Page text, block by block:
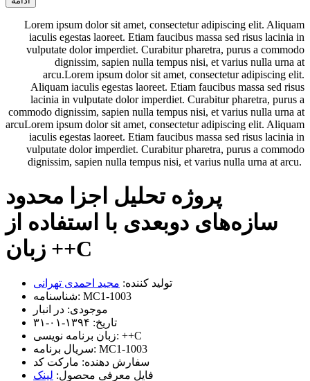
Lorem ipsum dolor sit amet, consectetur adipiscing elit. Aliquam
iaculis egestas laoreet. Etiam faucibus massa sed risus lacinia in
vulputate dolor imperdiet. Curabitur pharetra, purus a commodo
dignissim, sapien nulla tempus nisi, et varius nulla urna at
arcu.Lorem ipsum dolor sit amet, consectetur adipiscing elit.
Aliquam iaculis egestas laoreet. Etiam faucibus massa sed risus
lacinia in vulputate dolor imperdiet. Curabitur pharetra, purus a
commodo dignissim, sapien nulla tempus nisi, et varius nulla urna at
arcuLorem ipsum dolor sit amet, consectetur adipiscing elit. Aliquam
iaculis egestas laoreet. Etiam faucibus massa sed risus lacinia in
vulputate dolor imperdiet. Curabitur pharetra, purus a commodo
dignissim, sapien nulla tempus nisi, et varius nulla urna at arcu.
پروژه تحلیل اجزا محدود
سازه‌های دو‌بعدی با استفاده از
زبان ++C
تولید کننده: مجید احمدی تهرانی
شناسنامه: MC1-1003
موجودی: در انبار
تاریخ: ۱۳۹۴-۰۱-۳۱
زبان برنامه نویسی: ++C
سریال برنامه: MC1-1003
سفارش دهنده: مارکت کد
فایل معرفی محصول: لینک